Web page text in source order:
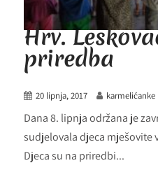
Hrv.
priredba
20 lipnja, 2017 karmelićanke
Dana 8. lipnja održana je
sudjelovala djeca mješovite
Djeca su na priredbi...